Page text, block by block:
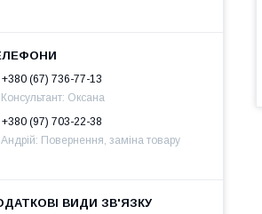
+380 (67) 736-77-13
Консультант: Оксана
+380 (97) 703-22-38
Андрій: Повернення, заміна товару